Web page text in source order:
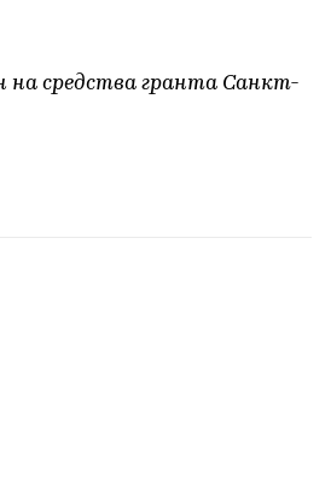
на средства гранта Санкт-